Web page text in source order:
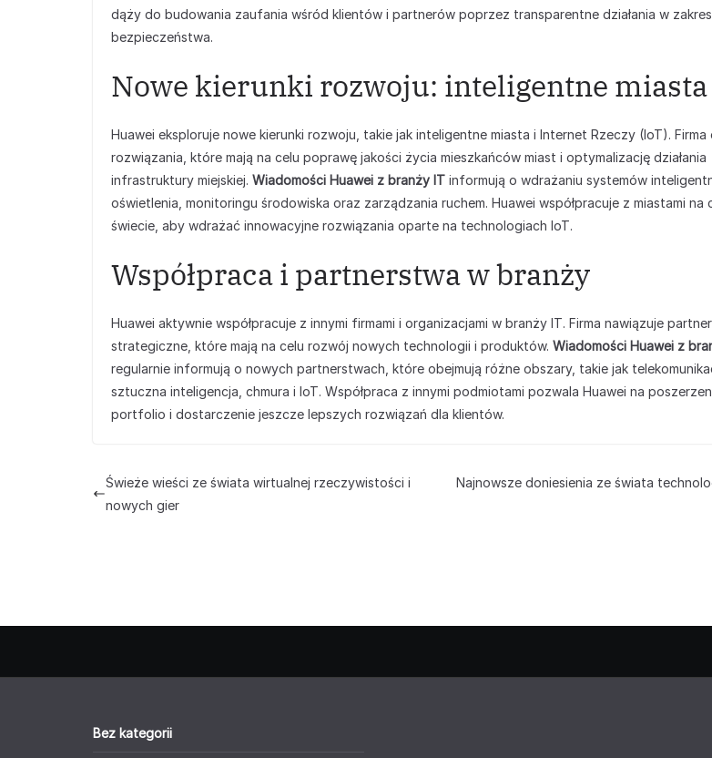
dąży do budowania zaufania wśród klientów i partnerów poprzez transparentne działania w
bezpieczeństwa.
Nowe kierunki rozwoju: inteligentne miasta
Huawei eksploruje nowe kierunki rozwoju, takie jak inteligentne miasta i Internet Rzeczy (IoT).
rozwiązania, które mają na celu poprawę jakości życia mieszkańców miast i optymalizację działania
infrastruktury miejskiej. Wiadomości Huawei z branży IT informują o wdrażaniu systemów
oświetlenia, monitoringu środowiska oraz zarządzania ruchem. Huawei współpracuje z miastami na
świecie, aby wdrażać innowacyjne rozwiązania oparte na technologiach IoT.
Współpraca i partnerstwa w branży
Huawei aktywnie współpracuje z innymi firmami i organizacjami w branży IT. Firma nawiązuje
strategiczne, które mają na celu rozwój nowych technologii i produktów. Wiadomości Huawei z
regularnie informują o nowych partnerstwach, które obejmują różne obszary, takie jak
sztuczna inteligencja, chmura i IoT. Współpraca z innymi podmiotami pozwala Huawei na
portfolio i dostarczenie jeszcze lepszych rozwiązań dla klientów.
Świeże wieści ze świata wirtualnej rzeczywistości i
nowych gier
Najnowsze doniesienia ze świata
Bez kategorii